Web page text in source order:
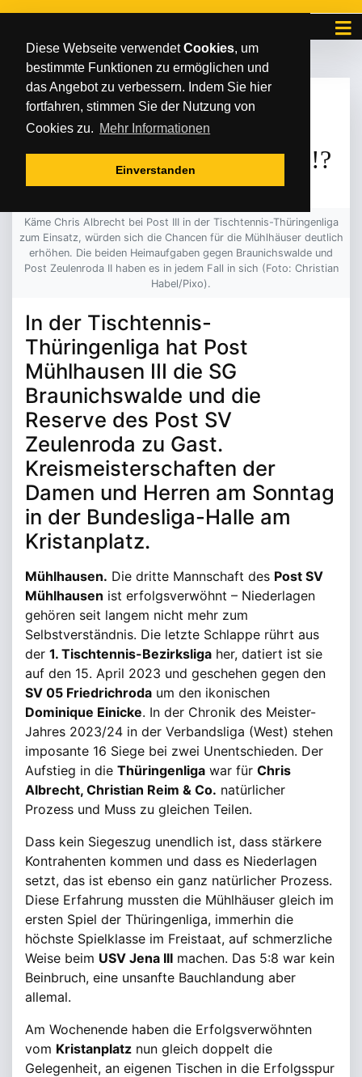
Diese Webseite verwendetCookies, um
bestimmte Funktionen zu ermöglichen und
das Angebot zu verbessern. Indem Sie hier
fortfahren, stimmen Sie der Nutzung von
Cookies zu. Mehr Informationen
Einverstanden
FREITAG 04 Oktober 2024
RÜCKKEHR ZUM
SELBSTVERSTÄNDNIS?!?
Käme Chris Albrecht bei Post III in der Tischtennis-Thüringenliga
zum Einsatz, würden sich die Chancen für die Mühlhäuser deutlich
erhöhen. Die beiden Heimaufgaben gegen Braunichswalde und
Post Zeulenroda II haben es in jedem Fall in sich (Foto: Christian
Habel/Pixo).
In der Tischtennis-
Thüringenliga hat Post
Mühlhausen III die SG
Braunichswalde und die
Reserve des Post SV
Zeulenroda zu Gast.
Kreismeisterschaften der
Damen und Herren am Sonntag
in der Bundesliga-Halle am
Kristanplatz.
Mühlhausen. Die dritte Mannschaft des Post SV
Mühlhausen ist erfolgsverwöhnt – Niederlagen
gehören seit langem nicht mehr zum
Selbstverständnis. Die letzte Schlappe rührt aus
der 1. Tischtennis-Bezirksliga her, datiert ist sie
auf den 15. April 2023 und geschehen gegen den
SV 05 Friedrichroda um den ikonischen
Dominique Einicke. In der Chronik des Meister-
Jahres 2023/24 in der Verbandsliga (West) stehen
imposante 16 Siege bei zwei Unentschieden. Der
Aufstieg in die Thüringenliga war für Chris
Albrecht, Christian Reim & Co. natürlicher
Prozess und Muss zu gleichen Teilen.
Dass kein Siegeszug unendlich ist, dass stärkere
Kontrahenten kommen und dass es Niederlagen
setzt, das ist ebenso ein ganz natürlicher Prozess.
Diese Erfahrung mussten die Mühlhäuser gleich im
ersten Spiel der Thüringenliga, immerhin die
höchste Spielklasse im Freistaat, auf schmerzliche
Weise beim USV Jena III machen. Das 5:8 war kein
Beinbruch, eine unsanfte Bauchlandung aber
allemal.
Am Wochenende haben die Erfolgsverwöhnten
vom Kristanplatz nun gleich doppelt die
Gelegenheit, an eigenen Tischen in die Erfolgsspur